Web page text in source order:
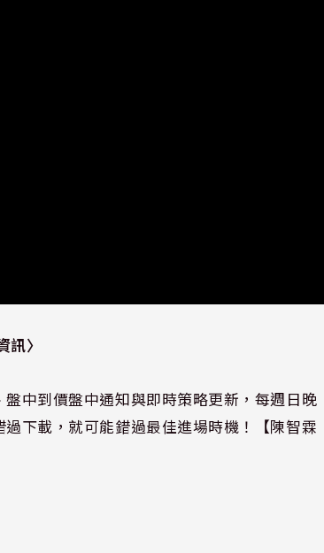
〉
中到價盤中通知與即時策略更新，每週日晚
下載，就可能錯過最佳進場時機！【陳智霖